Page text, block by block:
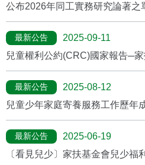
公布2026年同工實務研究論著之
最新公告
2025-09-11
兒童權利公約(CRC)國家報告─
最新公告
2025-08-12
兒童少年家庭寄養服務工作歷年
最新公告
2025-06-19
〔看見兒少〕家扶基金會兒少福